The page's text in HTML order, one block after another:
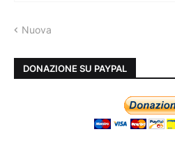
Nuova
DONAZIONE SU PAYPAL